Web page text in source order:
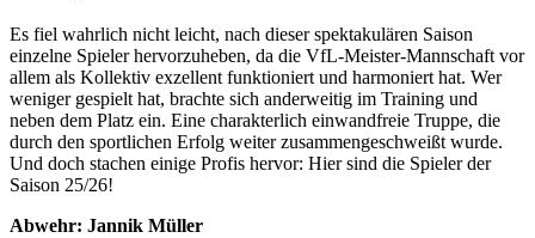
Es fiel wahrlich nicht leicht, nach dieser spektakulären Saison
einzelne Spieler hervorzuheben, da die VfL-Meister-Mannschaft vor
allem als Kollektiv exzellent funktioniert und harmoniert hat. Wer
weniger gespielt hat, brachte sich anderweitig im Training und
neben dem Platz ein. Eine charakterlich einwandfreie Truppe, die
durch den sportlichen Erfolg weiter zusammengeschweißt wurde.
Und doch stachen einige Profis hervor: Hier sind die Spieler der
Saison 25/26!
Abwehr: Jannik Müller